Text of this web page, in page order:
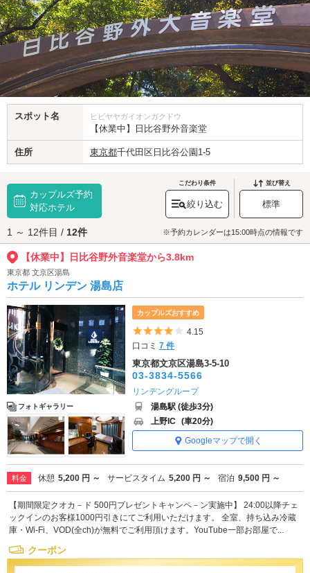
スポット名 ヒビヤヤガイオンガクドウ
【休業中】日比谷野外音楽堂
住所 東京都千代田区日比谷公園1-5
カップルズ予約
対応ホテル
こだわり条件
絞り込む
並び替え
標準
1 ～ 12件目 / 12件 ※予約カレンダーは15:00時点の情報です
【休業中】日比谷野外音楽堂から3.8km
東京都 文京区湯島
ホテル リンデン 湯島店
フォトギャラリー
カップルズおすすめ
5つ星のうち4
4.15
口コミ7 件
東京都文京区湯島3-5-10
03-3834-5566
リンデングループ
湯島駅 (徒歩3分)
上野IC (車20分)
Googleマップで開く
料金 休憩 5,200 円 ～ サービスタイム 5,200 円 ～ 宿泊 9,500 円 ～
【期間限定クオカ－ド 500円プレゼントキャンペ－ン実施中】 24:00以降チェ
ックインのお客様1000円引きにてご利用いただけます。 全室、持ち込み冷蔵
庫・Wi-Fi、VOD(全ch)が無料でご利用頂けます。YouTube一部お部屋で...
クーポン